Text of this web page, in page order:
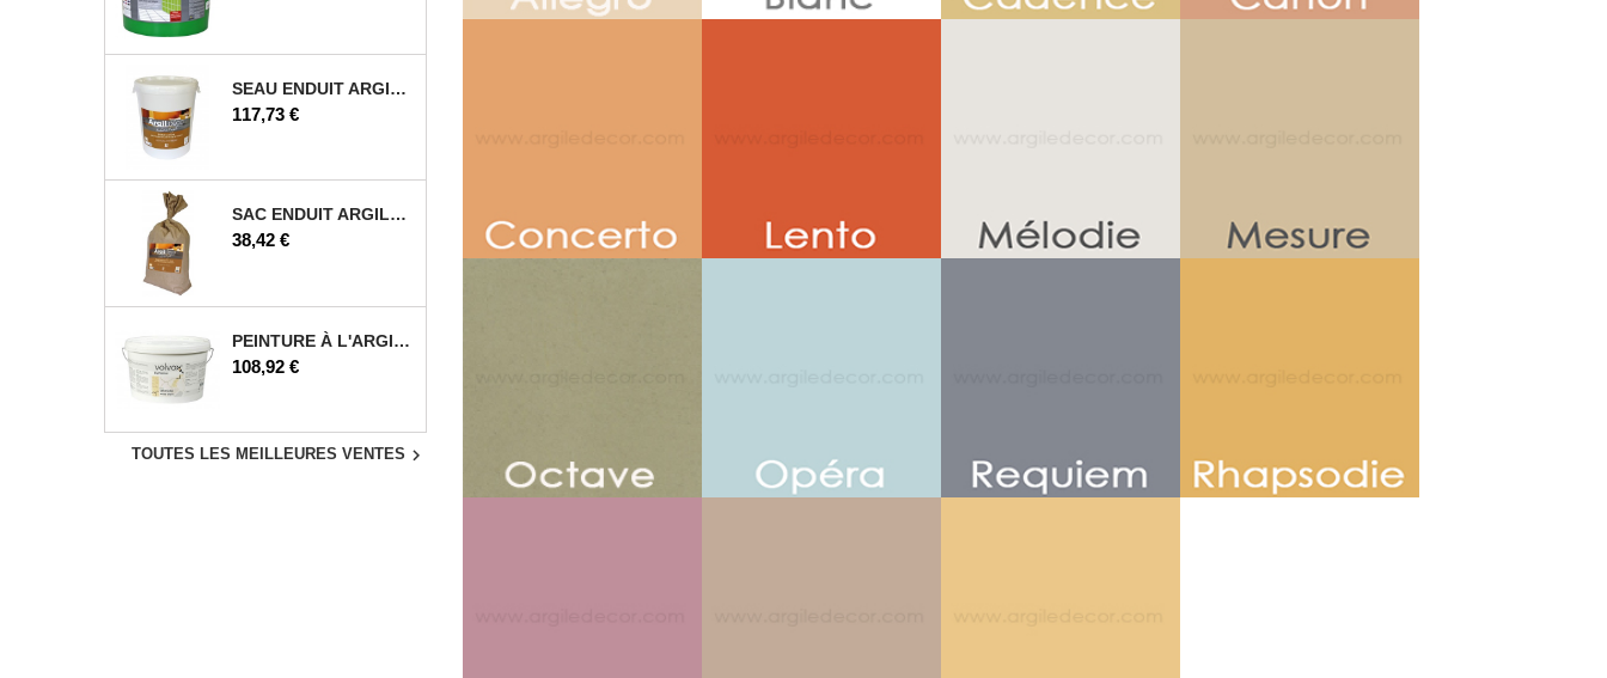
SEAU ENDUIT ARGILE 25 KG
Prix
117,73 €
SAC ENDUIT ARGILE 12,5 KG
Prix
38,42 €
PEINTURE À L'ARGILE 5 L
Prix
108,92 €
TOUTES LES MEILLEURES VENTES 